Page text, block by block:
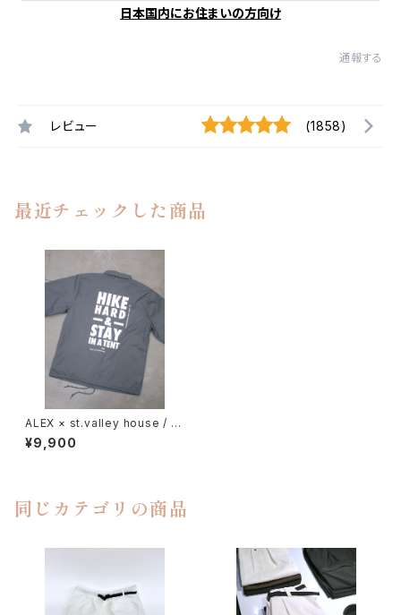
日本国内にお住まいの方向け
通報する
レビュー (1858)
最近チェックした商品
ALEX × st.valley house / C
OACH JKT
¥9,900
同じカテゴリの商品